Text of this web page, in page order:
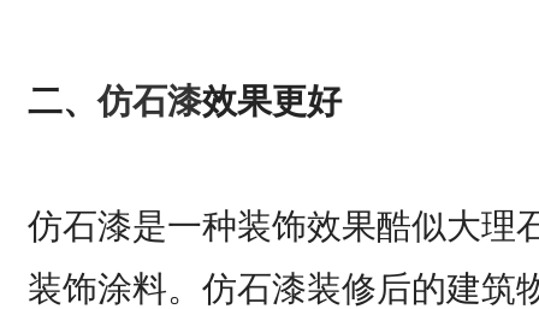
二、仿石漆效果更好
仿石漆是一种装饰效果酷似大理
装饰涂料。仿石漆装修后的建筑